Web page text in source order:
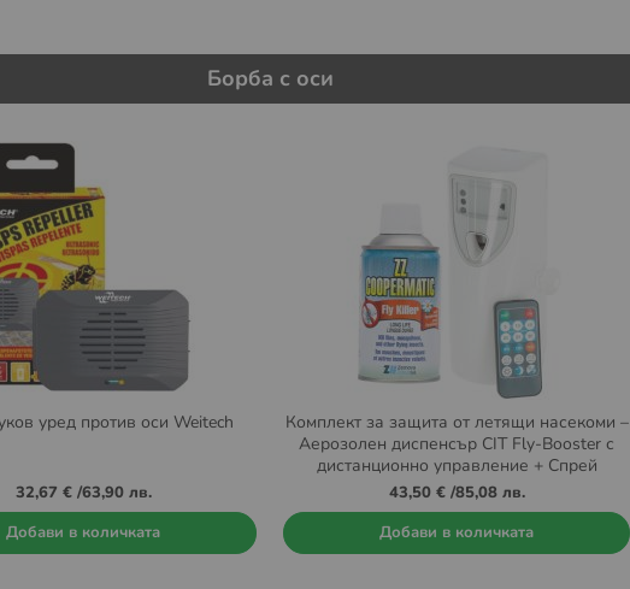
Борба с оси
уред против оси Weitech
32,67 €/63,90 лв.
Добави в количката
Комплект за защита от летящи насекоми –
Аерозолен диспенсър CIT Fly-Booster с
дистанционно управление + Спрей
пълнител ZZ Coopermatic 250 ml
43,50 €/85,08 лв.
Добави в количката